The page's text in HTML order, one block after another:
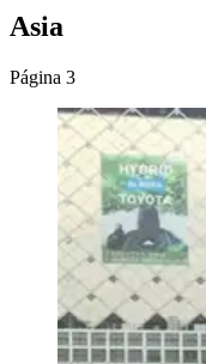
Asia
Página 3